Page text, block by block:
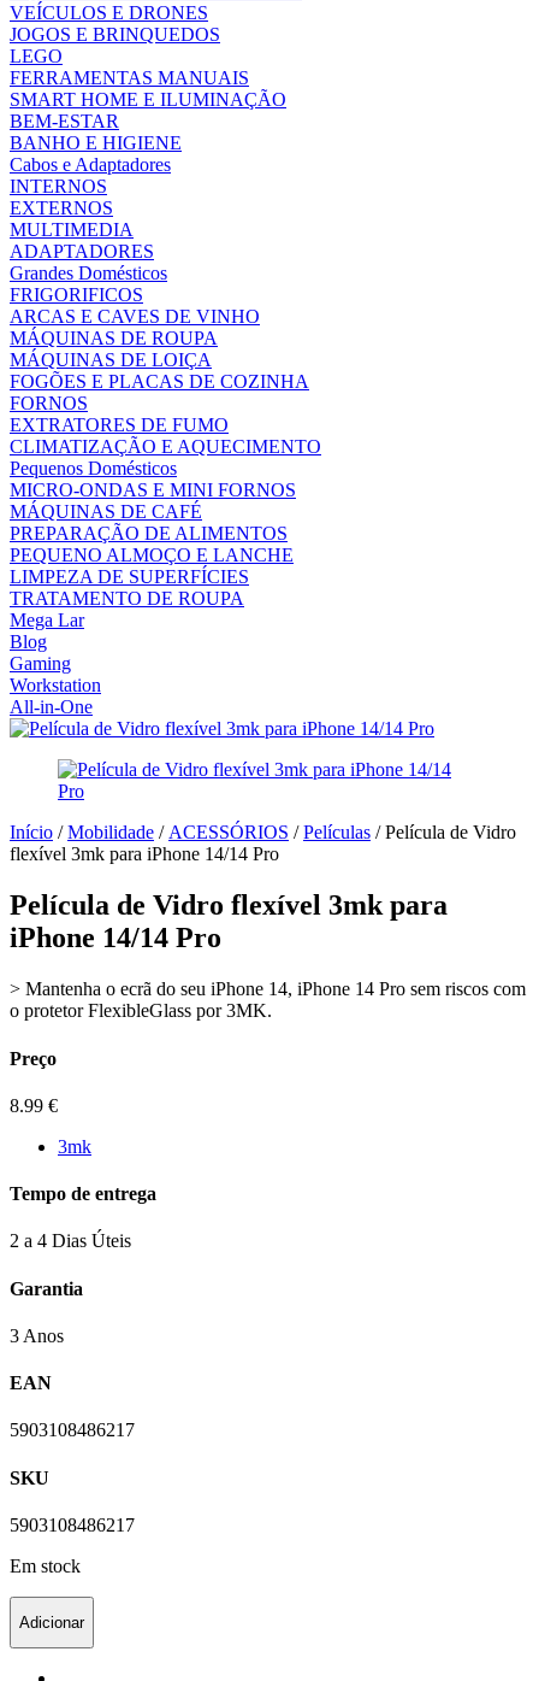
VEÍCULOS E DRONES
JOGOS E BRINQUEDOS
LEGO
FERRAMENTAS MANUAIS
SMART HOME E ILUMINAÇÃO
BEM-ESTAR
BANHO E HIGIENE
Cabos e Adaptadores
INTERNOS
EXTERNOS
MULTIMEDIA
ADAPTADORES
Grandes Domésticos
FRIGORIFICOS
ARCAS E CAVES DE VINHO
MÁQUINAS DE ROUPA
MÁQUINAS DE LOIÇA
FOGÕES E PLACAS DE COZINHA
FORNOS
EXTRATORES DE FUMO
CLIMATIZAÇÃO E AQUECIMENTO
Pequenos Domésticos
MICRO-ONDAS E MINI FORNOS
MÁQUINAS DE CAFÉ
PREPARAÇÃO DE ALIMENTOS
PEQUENO ALMOÇO E LANCHE
LIMPEZA DE SUPERFÍCIES
TRATAMENTO DE ROUPA
Mega Lar
Blog
Gaming
Workstation
All-in-One
Início /Mobilidade /ACESSÓRIOS /Películas / Película de Vidro
flexível 3mk para iPhone 14/14 Pro
Película de Vidro flexível 3mk para
iPhone 14/14 Pro
> Mantenha o ecrã do seu iPhone 14, iPhone 14 Pro sem riscos com
o protetor FlexibleGlass por 3MK.
Preço
8.99 €
3mk
Tempo de entrega
2 a 4 Dias Úteis
Garantia
3 Anos
EAN
5903108486217
SKU
5903108486217
Em stock
Adicionar